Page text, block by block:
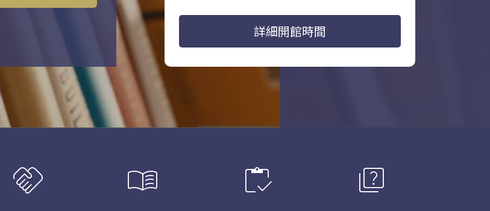
詳細開館時間
handshake menu_book inventory quiz